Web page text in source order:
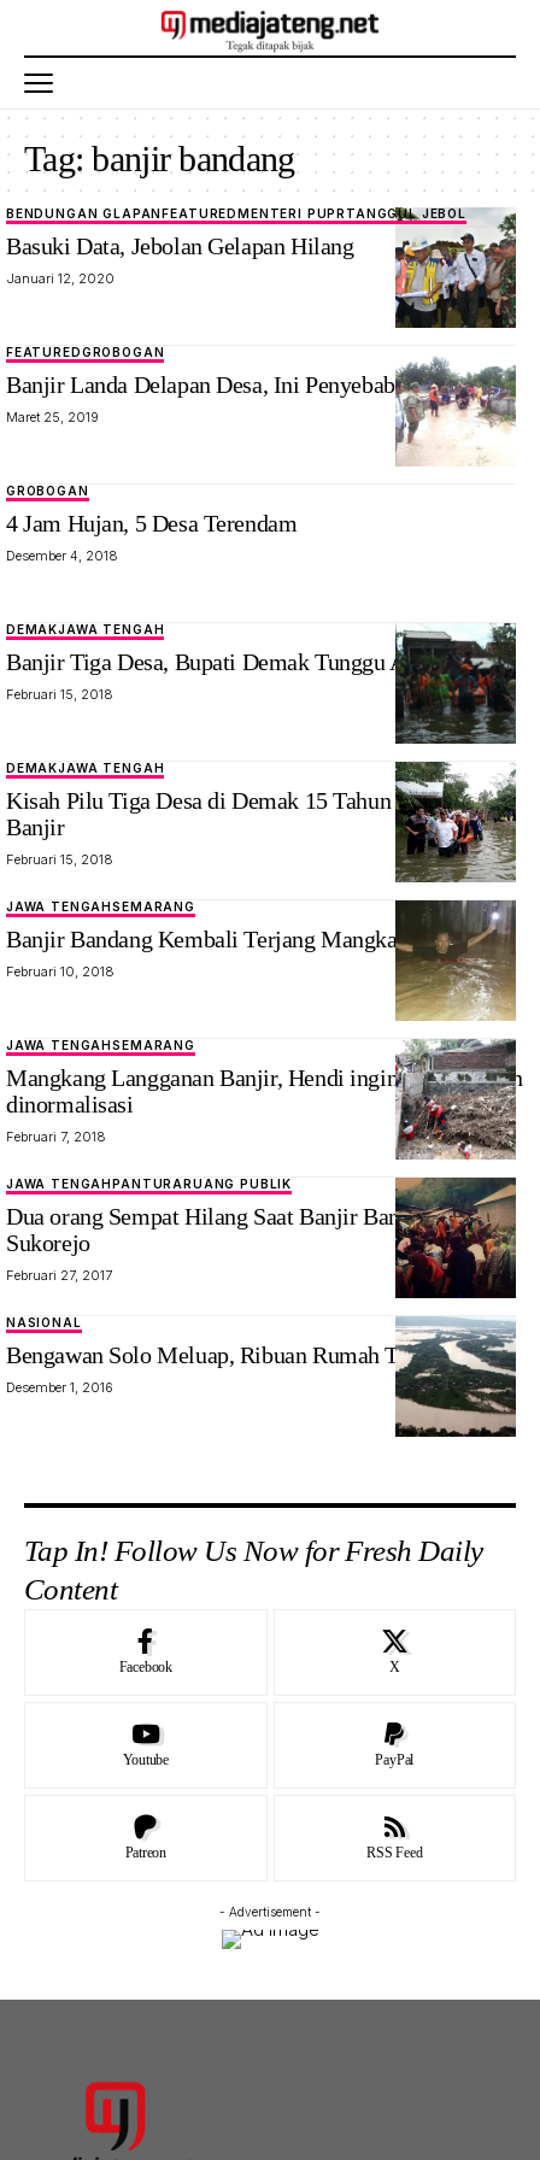
Tag:banjir bandang
BENDUNGAN GLAPANFEATUREDMENTERI PUPR TANGGUL JEBOL
Basuki Data, Jebolan Gelapan Hilang
Januari 12, 2020
FEATUREDGROBOGAN
Banjir Landa Delapan Desa, Ini Penyebabnya!
Maret 25, 2019
GROBOGAN
4 Jam Hujan, 5 Desa Terendam
Desember 4, 2018
DEMAKJAWA TENGAH
Banjir Tiga Desa, Bupati Demak Tunggu Aksi BBWS
Februari 15, 2018
DEMAKJAWA TENGAH
Kisah Pilu Tiga Desa di Demak 15 Tahun Terendam
Banjir
Februari 15, 2018
JAWA TENGAHSEMARANG
Banjir Bandang Kembali Terjang Mangkang
Februari 10, 2018
JAWA TENGAHSEMARANG
Mangkang Langganan Banjir, Hendi ingin kali beringin
dinormalisasi
Februari 7, 2018
JAWA TENGAHPANTURARUANG PUBLIK
Dua orang Sempat Hilang Saat Banjir Bandang di
Sukorejo
Februari 27, 2017
NASIONAL
Bengawan Solo Meluap, Ribuan Rumah Terendam
Desember 1, 2016
Tap In! Follow Us Now for Fresh Daily
Content
Facebook X
Youtube PayPal
Patreon RSS Feed
- Advertisement -